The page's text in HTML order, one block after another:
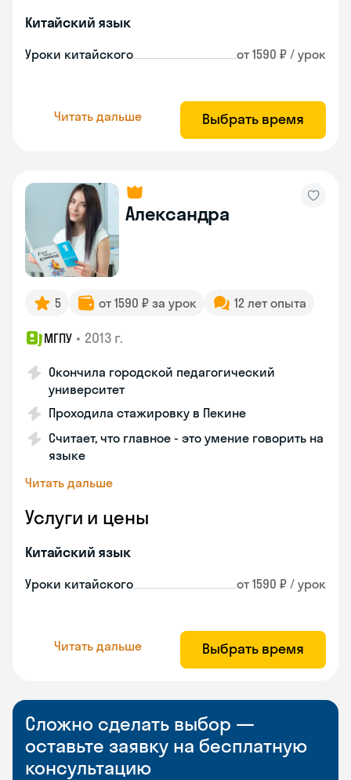
Китайский язык
Уроки китайского от 1590 ₽ / урок
Читать дальше Выбрать время
Александра
5 от 1590 ₽ за урок 12 лет опыта
МГПУ • 2013 г.
Окончила городской педагогический
университет
Проходила стажировку в Пекине
Считает, что главное - это умение говорить на
языке
Читать дальше
Услуги и цены
Китайский язык
Уроки китайского от 1590 ₽ / урок
Читать дальше Выбрать время
Сложно сделать выбор —
оставьте заявку на бесплатную
консультацию